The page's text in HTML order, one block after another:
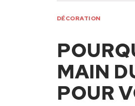
DÉCORATION
MAIN
POUR